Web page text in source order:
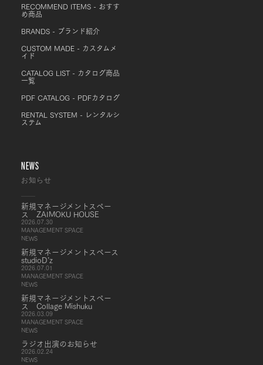
RECOMMEND ITEMS - おすす
め商品
BRANDS - ブランド紹介
CUSTOM MADE - カスタムメ
イド
CATALOG LIST - カタログ商品
一覧
PDF CATALOG - PDFカタログ
RENTAL SYSTEM - レンタルシ
ステム
NEWS
お知らせ
新規マネージメントスペー
ス ZAIMOKU HOUSE
2026.07.30
MANAGEMENT SPACE
NEWS
新規マネージメントスペース
studioD’z
2026.07.01
MANAGEMENT SPACE
NEWS
新規マネージメントスペー
ス Collage Mishuku
2026.03.09
MANAGEMENT SPACE
NEWS
ラジオ出演のお知らせ
2026.02.24
NEWS